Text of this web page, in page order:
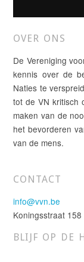
OVER ONS
De Vereniging
kennis over de
Naties te
tot de VN kritisch
maken van de
het bevorderen
van de mens.
CONTACT
info@vvn.be
Koningsstraat
BLIJF OP DE